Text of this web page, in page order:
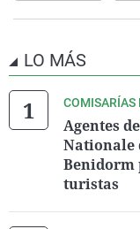
LO MÁS
COMISARÍAS
Agentes
Nationale
Benidorm
turistas